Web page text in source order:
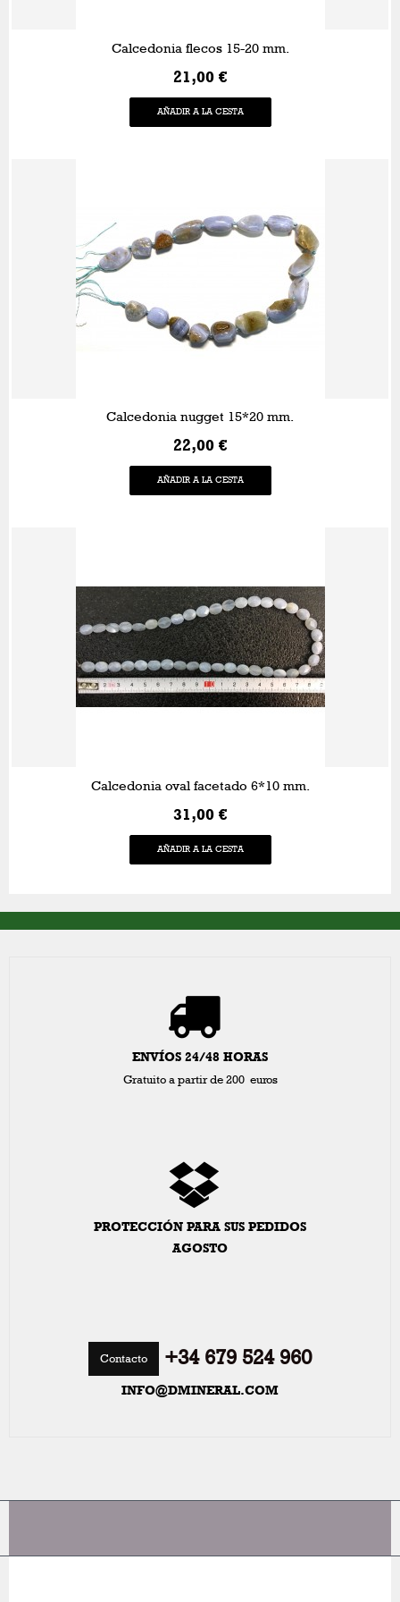
Calcedonia flecos 15-20 mm.
21,00 €
AÑADIR A LA CESTA
Calcedonia nugget 15*20 mm.
22,00 €
AÑADIR A LA CESTA
Calcedonia oval facetado 6*10 mm.
31,00 €
AÑADIR A LA CESTA
ENVÍOS 24/48 HORAS
Gratuito a partir de 200 euros
PROTECCIÓN PARA SUS PEDIDOS
AGOSTO
Contacto +34 679 524 960
INFO@DMINERAL.COM